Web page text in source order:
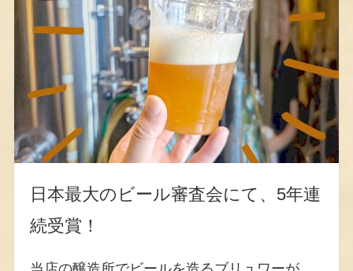
日本最大のビール審査会にて、5年連
続受賞！